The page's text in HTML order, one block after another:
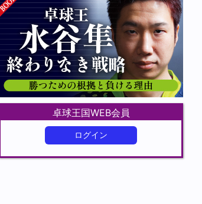
卓球王国WEB会員
ログイン